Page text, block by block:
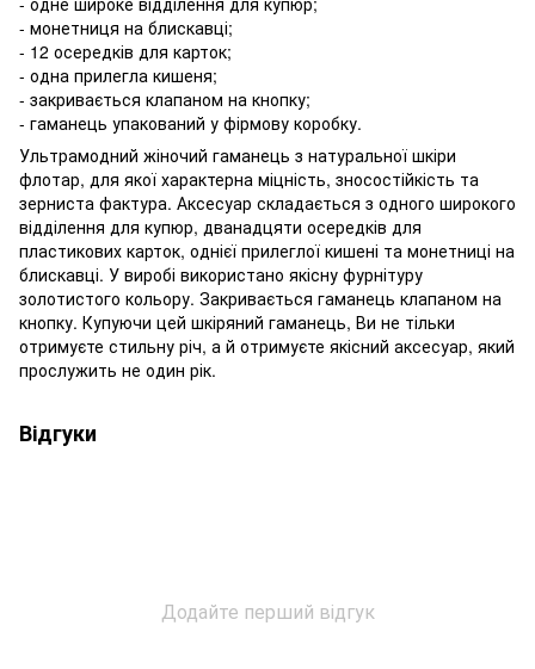
- монетниця на блискавці;
- 12 осередків для карток;
- одна прилегла кишеня;
- закривається клапаном на кнопку;
- гаманець упакований у фірмову коробку.
Ультрамодний жіночий гаманець з натуральної шкіри
флотар, для якої характерна міцність, зносостійкість та
зерниста фактура. Аксесуар складається з одного широкого
відділення для купюр, дванадцяти осередків для
пластикових карток, однієї прилеглої кишені та монетниці на
блискавці. У виробі використано якісну фурнітуру
золотистого кольору. Закривається гаманець клапаном на
кнопку. Купуючи цей шкіряний гаманець, Ви не тільки
отримуєте стильну річ, а й отримуєте якісний аксесуар, який
прослужить не один рік.
Відгуки
Додайте перший відгук